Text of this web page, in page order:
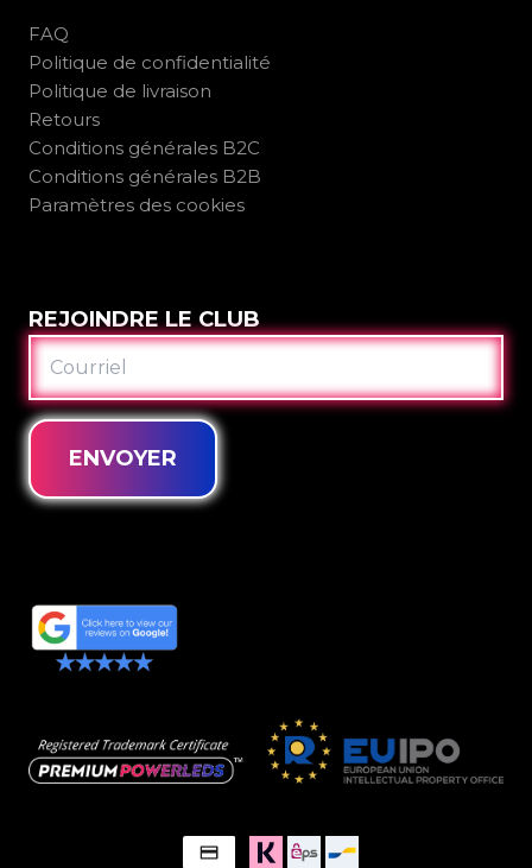
FAQ
Politique de confidentialité
Politique de livraison
Retours
Conditions générales B2C
Conditions générales B2B
Paramètres des cookies
REJOINDRE LE CLUB
COURRIEL
ENVOYER